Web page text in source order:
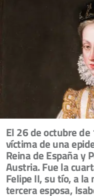
El 26 de octubre
víctima de una
Reina de España y
Austria. Fue la
Felipe II, su tío, a
tercera esposa,